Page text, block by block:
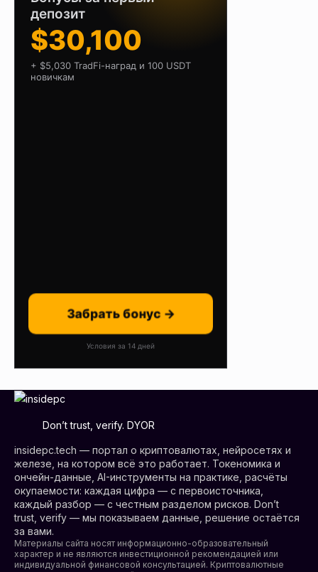
депозит
$30,100
+ $5,030 TradFi-наград и 100 USDT
новичкам
Забрать бонус →
Условия за 14 дней
Don’t trust, verify. DYOR
insidepc.tech — портал о криптовалютах, нейросетях и
железе, на котором всё это работает. Токеномика и
ончейн-данные, AI-инструменты на практике, расчёты
окупаемости: каждая цифра — с первоисточника,
каждый разбор — с честным разделом рисков. Don’t
trust, verify — мы показываем данные, решение остаётся
за вами.
Материалы сайта носят информационно-образовательный
характер и не являются инвестиционной рекомендацией или
индивидуальной финансовой консультацией. Криптовалютные